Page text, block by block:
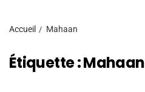
Accueil Mahaan
Étiquette :Mahaan